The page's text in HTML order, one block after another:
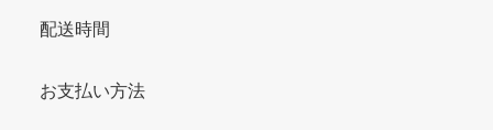
配送時間
お支払い方法